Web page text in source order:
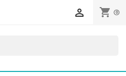
shopping_cart (0)
